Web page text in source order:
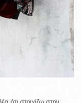
ότι στοιχίζω στην